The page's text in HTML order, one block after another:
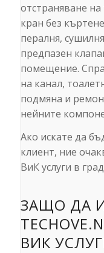
отстраняване
кран без
пералня,
предпазен
помещение.
на канал,
подмяна и
нейните
Ако искате да
клиент, ние
ВиК услуги в
ЗАЩО ДА
ВИК